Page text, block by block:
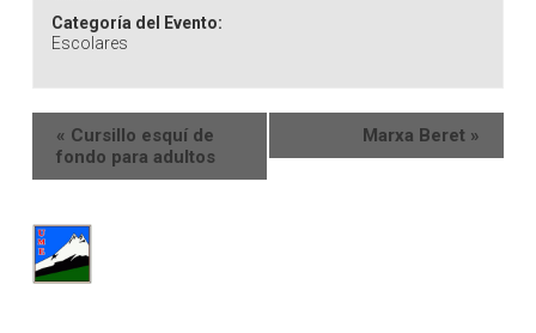
Categoría del Evento:
Escolares
« Cursillo esquí de
fondo para adultos
Marxa Beret »